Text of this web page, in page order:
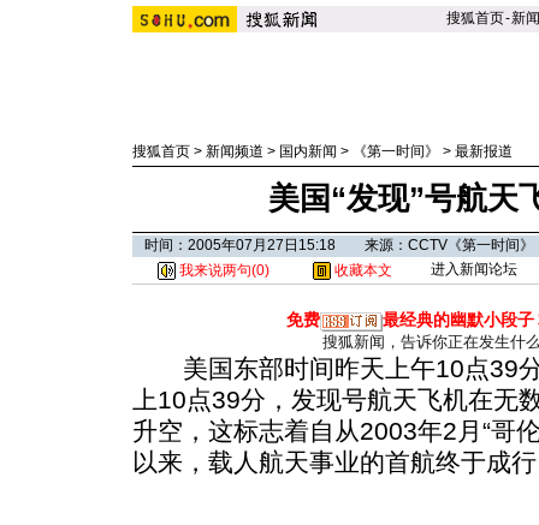
搜狐首页-新闻
搜狐首页 > 新闻频道 > 国内新闻 > 《第一时间》 > 最新报道
美国“发现”号航天
时间：2005年07月27日15:18 来源：CCTV《第一时间》
我来说两句(0) 收藏本文 进入新闻论坛
免费 最经典的幽默小段子
搜狐新闻，告诉你正在发生什
美国东部时间昨天上午10点39分
上10点39分，发现号航天飞机在无
升空，这标志着自从2003年2月“哥
以来，载人航天事业的首航终于成